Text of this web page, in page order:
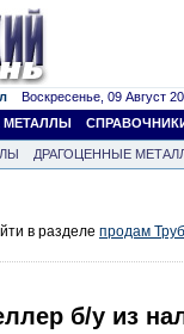
Воскресенье, 09 Август
МЕТАЛЛЫ
ДРАГОЦЕННЫЕ
в разделе продам
б/у из